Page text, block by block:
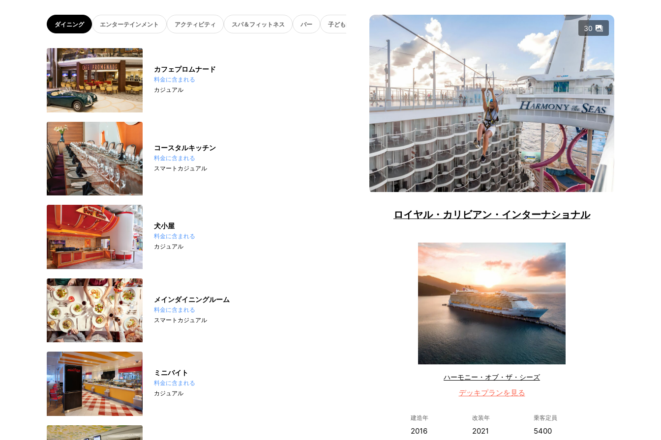
ダイニング エンターテインメント アクティビティ スパ＆フィットネス バー 子ども向け
カフェプロムナード
料金に含まれる
カジュアル
コースタルキッチン
料金に含まれる
スマートカジュアル
犬小屋
料金に含まれる
カジュアル
メインダイニングルーム
料金に含まれる
スマートカジュアル
ミニバイト
料金に含まれる
カジュアル
30
ロイヤル・カリビアン・インターナショナル
ハーモニー・オブ・ザ・シーズ
デッキプランを見る
建造年
2016
改装年
2021
乗客定員
5400